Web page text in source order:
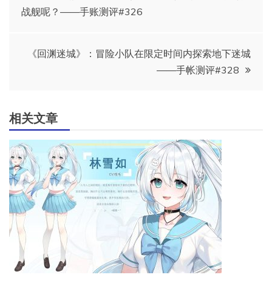
章
战舰呢？——手账测评#326
《回渊迷城》：冒险小队在限定时间内探索地下迷城
——手帐测评#328
相关文章